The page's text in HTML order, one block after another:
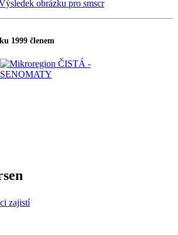
1999 členem